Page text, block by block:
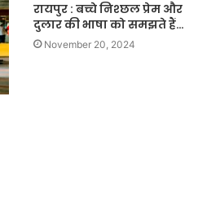
रायपुर : बच्चे निश्छल प्रेम और
दुलार की भाषा को समझते हैं…
November 20, 2024